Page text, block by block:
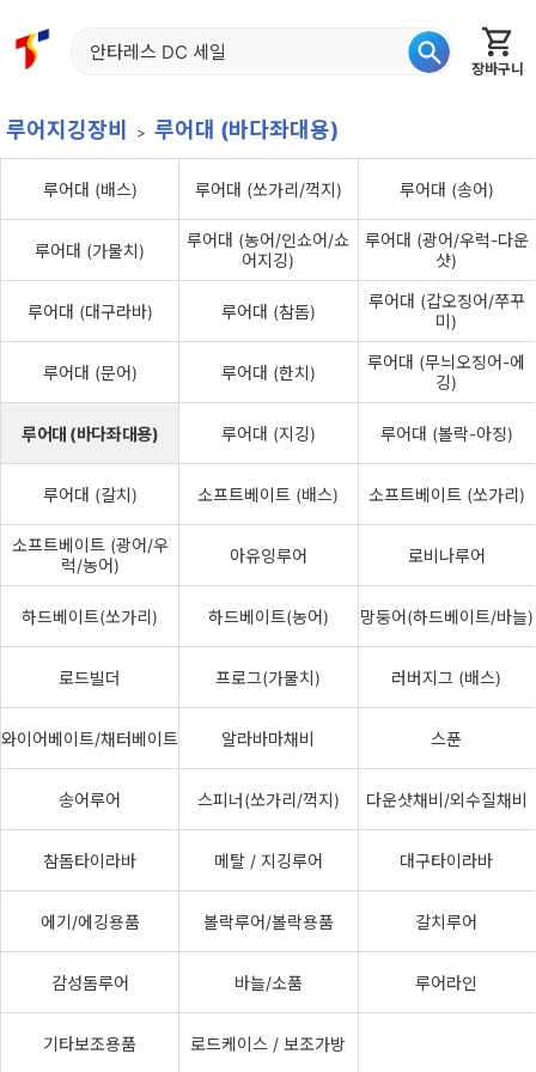
장바구니
홈 신상품 재입고 베스트 특가
루어지깅장비 루어대 (바다좌대용)
루어대 (배스) 루어대 (쏘가리/꺽지) 루어대 (송어)
루어대 (가물치)
루어대 (농어/인쇼어/쇼
어지깅)
루어대 (광어/우럭-다운
샷)
루어대 (대구라바) 루어대 (참돔)
루어대 (갑오징어/쭈꾸
미)
루어대 (문어) 루어대 (한치)
루어대 (무늬오징어-에
깅)
루어대 (바다좌대용) 루어대 (지깅) 루어대 (볼락-아징)
루어대 (갈치) 소프트베이트 (배스) 소프트베이트 (쏘가리)
소프트베이트 (광어/우
럭/농어)
아유잉루어 로비나루어
하드베이트(쏘가리) 하드베이트(농어) 망둥어(하드베이트/바늘)
로드빌더 프로그(가물치) 러버지그 (배스)
와이어베이트/채터베이트 알라바마채비 스푼
송어루어 스피너(쏘가리/꺽지) 다운샷채비/외수질채비
참돔타이라바 메탈 / 지깅루어 대구타이라바
에기/에깅용품 볼락루어/볼락용품 갈치루어
감성돔루어 바늘/소품 루어라인
기타보조용품 로드케이스 / 보조가방